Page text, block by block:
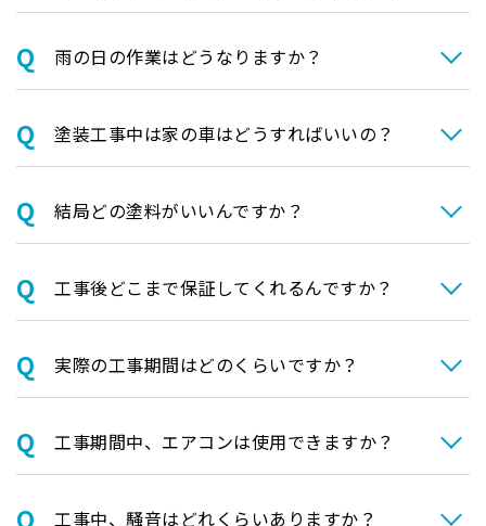
⾬の日の作業はどうなりますか？
塗装⼯事中は家の⾞はどうすればいいの？
結局どの塗料がいいんですか？
⼯事後どこまで保証してくれるんですか？
実際の⼯事期間はどのくらいですか？
⼯事期間中、エアコンは使⽤できますか？
⼯事中、騒⾳はどれくらいありますか？